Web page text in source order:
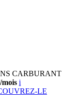
CARBURANT
i
LE